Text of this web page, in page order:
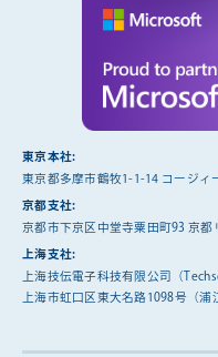
東京本社:
東京都多摩市鶴牧1-1-14 コージィ
京都支社:
京都市下京区中堂寺粟田町93 京都
上海支社:
上海技伝電子科技有限公司（
上海市虹口区東大名路1098号（浦